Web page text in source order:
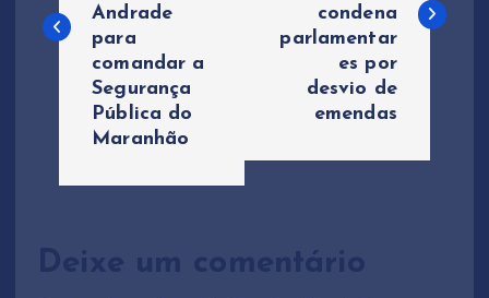
e
ã
Andrade
para
comandar a
Segurança
Pública do
Maranhão
condena
parlamentar
es por
desvio de
emendas
Deixe um comentário